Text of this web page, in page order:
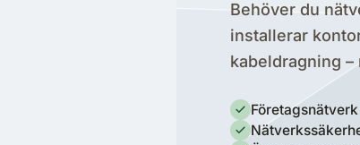
Behöver du
installerar
kabeldragning
Företagsnätverk